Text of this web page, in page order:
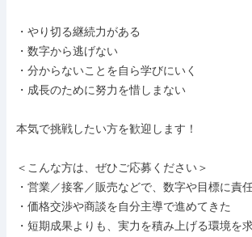
・やり切る継続力がある
・数字から逃げない
・分からないことを自ら学びにいく
・成長のために努力を惜しまない
本気で挑戦したい方を歓迎します！
＜こんな方は、ぜひご応募ください＞
・営業／接客／販売などで、数字や目標に責
・価格交渉や商談を自分主導で進めてきた
・短期成果よりも、実力を積み上げる環境を